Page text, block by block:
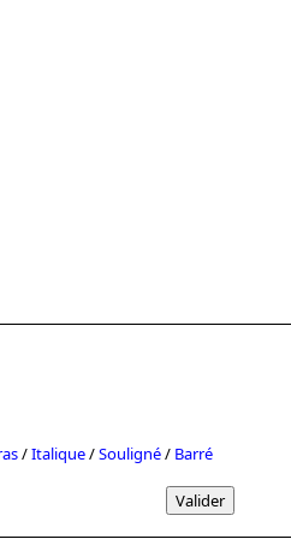
/Italique/Souligné/ Barré